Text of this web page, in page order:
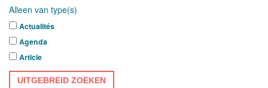
Alleen van type(s)
Actualités
Agenda
Article
UITGEBREID ZOEKEN